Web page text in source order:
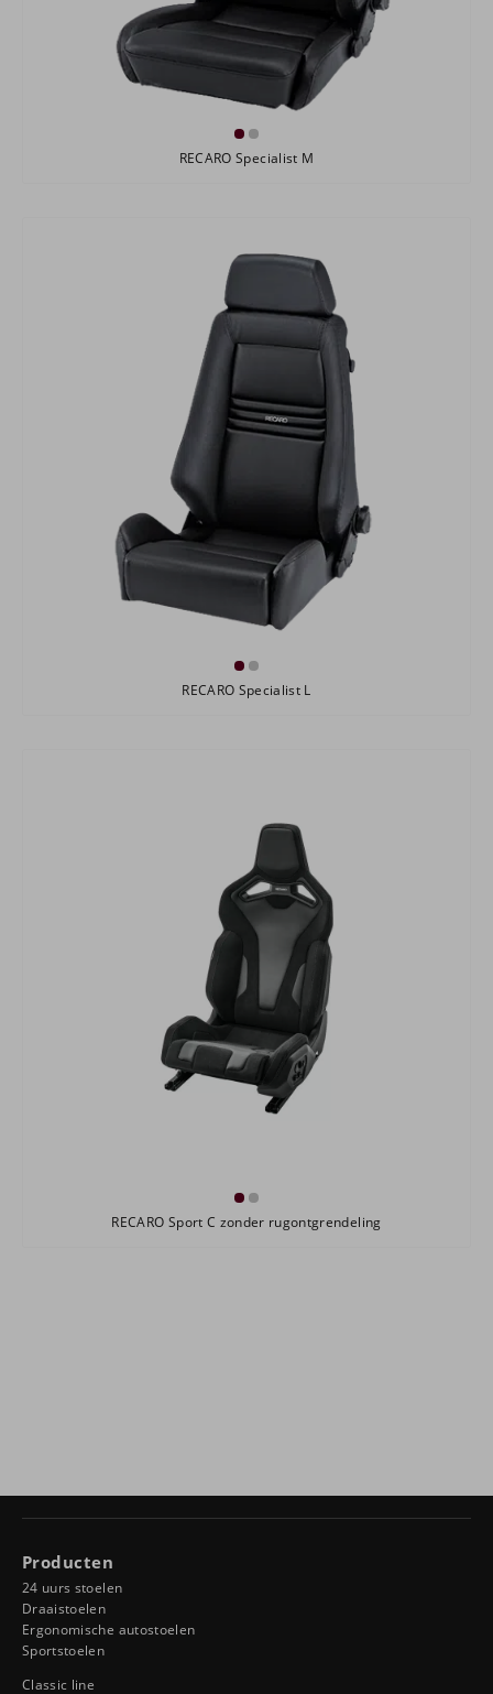
RECARO Specialist M
RECARO Specialist L
RECARO Sport C zonder rugontgrendeling
Producten
24 uurs stoelen
Draaistoelen
Ergonomische autostoelen
Sportstoelen
Classic line